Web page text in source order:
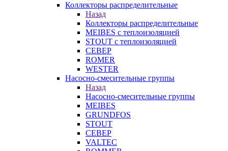
Коллекторы распределительные
Назад
Коллекторы распределительные
MEIBES с теплоизоляцией
STOUT с теплоизоляцией
СЕВЕР
ROMER
WESTER
Насосно-смесительные группы
Назад
Насосно-смесительные группы
MEIBES
GRUNDFOS
STOUT
СЕВЕР
VALTEC